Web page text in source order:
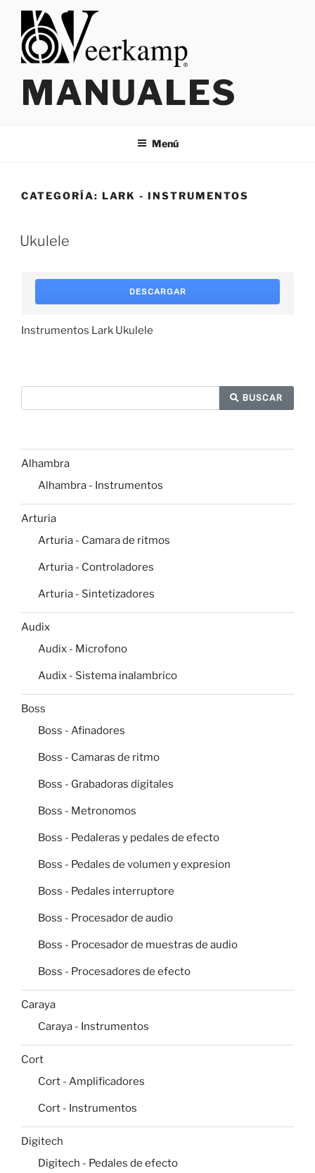
Saltar
contenido
MANUALES
Menú
CATEGORÍA: LARK - INSTRUMENTOS
Ukulele
DESCARGAR
Instrumentos Lark Ukulele
BUSCAR
Alhambra
Alhambra - Instrumentos
Arturia
Arturia - Camara de ritmos
Arturia - Controladores
Arturia - Sintetizadores
Audix
Audix - Microfono
Audix - Sistema inalambrico
Boss
Boss - Afinadores
Boss - Camaras de ritmo
Boss - Grabadoras digitales
Boss - Metronomos
Boss - Pedaleras y pedales de efecto
Boss - Pedales de volumen y expresion
Boss - Pedales interruptore
Boss - Procesador de audio
Boss - Procesador de muestras de audio
Boss - Procesadores de efecto
Caraya
Caraya - Instrumentos
Cort
Cort - Amplificadores
Cort - Instrumentos
Digitech
Digitech - Pedales de efecto